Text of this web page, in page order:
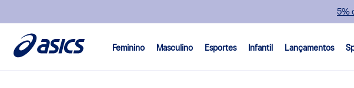
5%
Feminino Masculino Esportes Infantil Lançamentos